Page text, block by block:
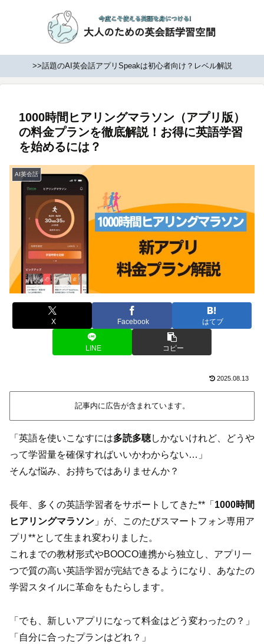
>>話題のAI英会話アプリSpeakは初心者向け？レベル解説
1000時間ヒアリングマラソン（アプリ版）
の料金プランを徹底解説！お得に英語学習
を始めるには？
AI英会話
X Facebook はてブ
LINE コピー
2025.08.13
記事内に広告が含まれています。
「英語を使いこなすには多読多聴しかないけれど、どうや
って学習量を確保すればいいかわからない…」
そんな悩み、お持ちではありませんか？
長年、多くの英語学習者をサポートしてきた**「 1000時間
ヒアリングマラソン 」が、このたびスマートフォン専用ア
プリ**として生まれ変わりました。
これまでの教材形式やBOOCO連携から独立し、アプリ一
つで質の高い英語学習が完結できるようになり、あなたの
学習スタイルに革命をもたらします。
「でも、新しいアプリになって料金はどう変わったの？」
「自分に合ったプランはどれ？」